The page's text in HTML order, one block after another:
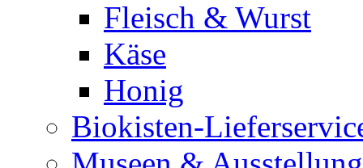
Fleisch & Wurst
Käse
Honig
Biokisten-